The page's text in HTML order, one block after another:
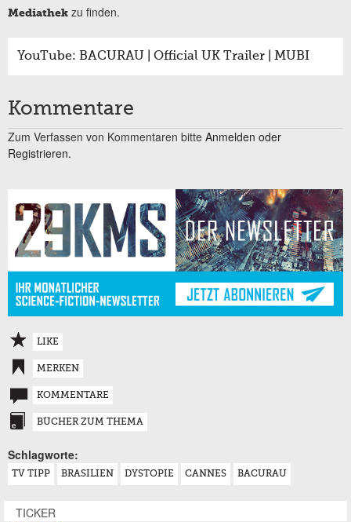
Mediathek zu finden.
YouTube: BACURAU | Official UK Trailer | MUBI
Kommentare
Zum Verfassen von Kommentaren bitte Anmelden oder
Registrieren.
LIKE
MERKEN
KOMMENTARE
BÜCHER ZUM THEMA
Schlagworte:
TV TIPP BRASILIEN DYSTOPIE CANNES BACURAU
TICKER